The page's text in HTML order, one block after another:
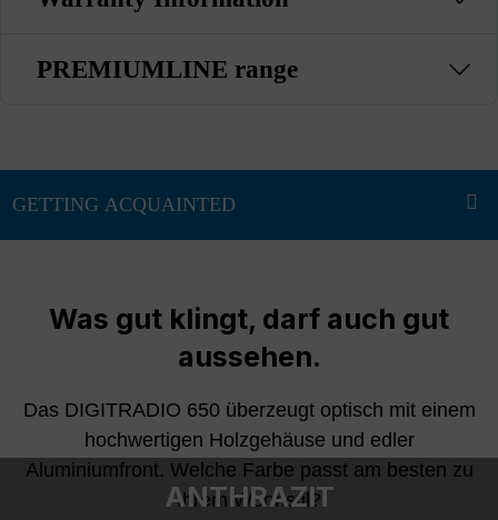
PREMIUMLINE range
Was gut klingt, darf auch gut
aussehen.
Das DIGITRADIO 650 überzeugt optisch mit einem
hochwertigen Holzgehäuse und edler
Aluminiumfront. Welche Farbe passt am besten zu
Ihrem Wohnstil?
ANTHRAZIT